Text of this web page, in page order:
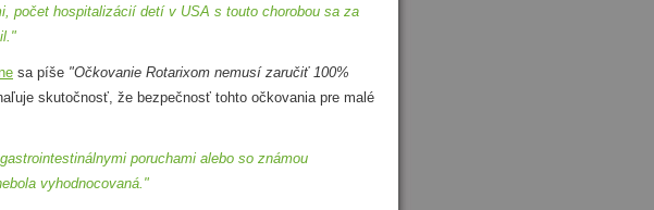
počet hospitalizácií detí v USA s touto chorobou sa za
sa píše "Očkovanie Rotarixom nemusí zaručiť 100%
skutočnosť, že bezpečnosť tohto očkovania pre malé
poruchami alebo so známou
vyhodnocovaná."